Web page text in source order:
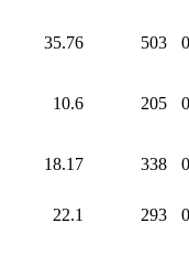
35.76 503
10.6 205
18.17 338
22.1 293